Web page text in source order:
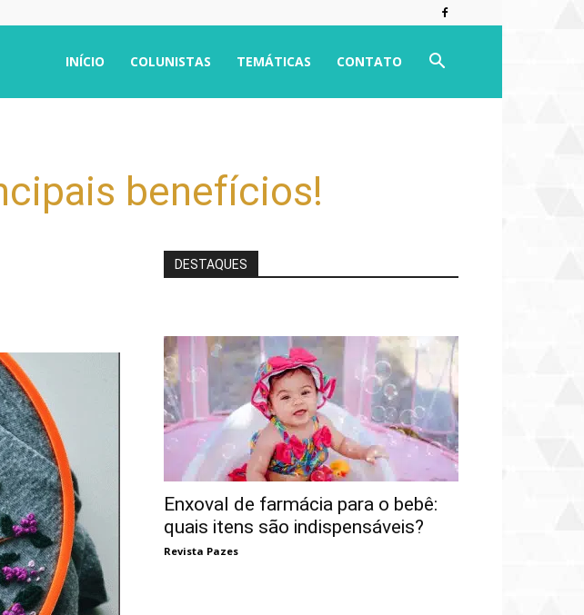
INÍCIO COLUNISTAS TEMÁTICAS CONTATO
benefícios!
DESTAQUES
Enxoval de farmácia para o bebê:
quais itens são indispensáveis?
Revista Pazes